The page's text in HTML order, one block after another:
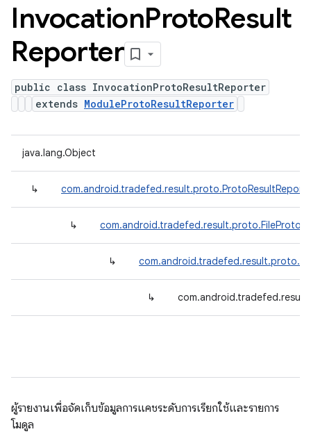
InvocationProtoResult
Reporter
public class InvocationProtoResultReporter
extends ModuleProtoResultReporter
java.lang.Object
↳
↳
↳
↳
ผู้รายงานเพื่อจัดเก็บข้อมูลการแคชระดับการเรียกใช้และรายการ
โมดูล